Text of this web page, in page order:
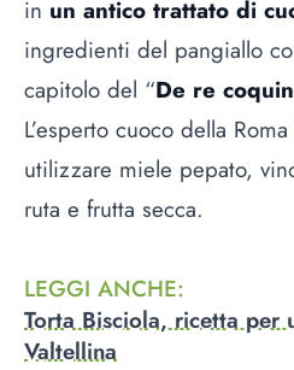
in un antico trattato di
ingredienti del pangiallo
capitolo del “De re
L’esperto cuoco della
utilizzare miele pepato,
ruta e frutta secca.
LEGGI ANCHE:
Torta Bisciola, ricetta per
Valtellina